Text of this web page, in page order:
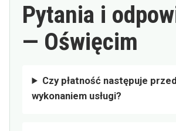
Pytania i
— Oświęcim
Czy płatność następuje przed
wykonaniem usługi?